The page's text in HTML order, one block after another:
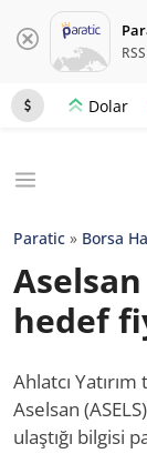
Dolar
Paratic » Borsa
Aselsan
hedef
Ahlatcı
Aselsan
ulaştığı bilgisi